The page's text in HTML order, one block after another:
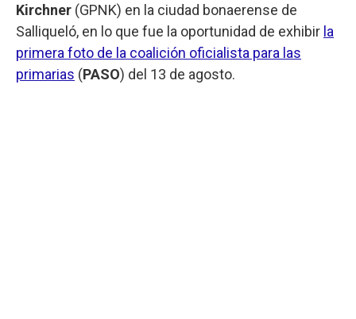
Kirchner (GPNK) en la ciudad bonaerense de
Salliqueló, en lo que fue la oportunidad de exhibir la
primera foto de la coalición oficialista para las
primarias (PASO) del 13 de agosto.